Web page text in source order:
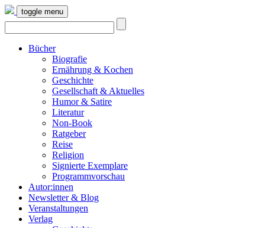
toggle menu
Bücher
Biografie
Ernährung & Kochen
Geschichte
Gesellschaft & Aktuelles
Humor & Satire
Literatur
Non-Book
Ratgeber
Reise
Religion
Signierte Exemplare
Programmvorschau
Autor:innen
Newsletter & Blog
Veranstaltungen
Verlag